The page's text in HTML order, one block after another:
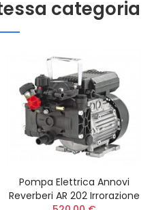
categoria
Pompa Elettrica Annovi
Reverberi AR 202 Irrorazione